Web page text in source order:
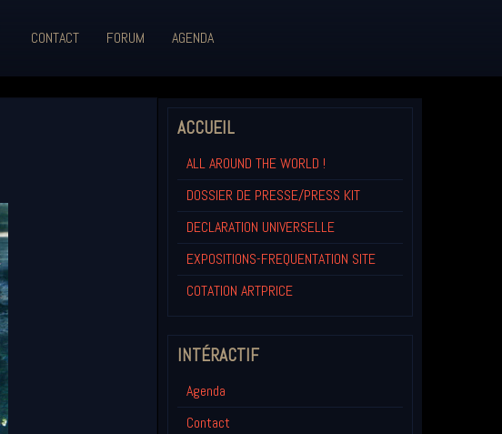
CONTACT FORUM AGENDA
ACCUEIL
ALL AROUND THE WORLD !
DOSSIER DE PRESSE/PRESS KIT
DECLARATION UNIVERSELLE
EXPOSITIONS-FREQUENTATION SITE
COTATION ARTPRICE
INTÉRACTIF
Agenda
Contact